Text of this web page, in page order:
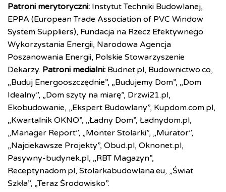
Patroni merytoryczni: Instytut Techniki Budowlanej,
EPPA (European Trade Association of PVC Window
System Suppliers), Fundacja na Rzecz Efektywnego
Wykorzystania Energii, Narodowa Agencja
Poszanowania Energii, Polskie Stowarzyszenie
Dekarzy. Patroni medialni: Budnet.pl, Budownictwo.co,
„Buduj Energooszczędnie”, „Budujemy Dom”, „Dom
Idealny”, „Dom szyty na miarę”, Drzwi21.pl,
Ekobudowanie, „Ekspert Budowlany”, Kupdom.com.pl,
„Kwartalnik OKNO”, „Ładny Dom”, Ładnydom.pl,
„Manager Report”, „Monter Stolarki”, „Murator”,
„Najciekawsze Projekty”, Obud.pl, Oknonet.pl,
Pasywny-budynek.pl, „RBT Magazyn”,
Receptynadom.pl, Stolarkabudowlana.eu, „Świat
Szkła”, „Teraz Środowisko”.